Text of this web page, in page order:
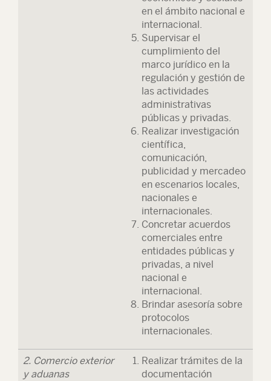
en el ámbito nacional e
internacional.
Supervisar el
cumplimiento del
marco jurídico en la
regulación y gestión de
las actividades
administrativas
públicas y privadas.
Realizar investigación
científica,
comunicación,
publicidad y mercadeo
en escenarios locales,
nacionales e
internacionales.
Concretar acuerdos
comerciales entre
entidades públicas y
privadas, a nivel
nacional e
internacional.
Brindar asesoría sobre
protocolos
internacionales.
2. Comercio exterior
y aduanas
Realizar trámites de la
documentación